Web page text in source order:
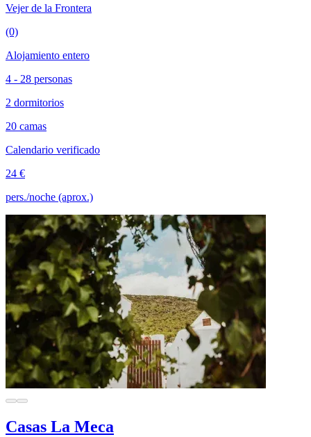
Vejer de la Frontera
(0)
Alojamiento entero
4 - 28 personas
2 dormitorios
20 camas
Calendario verificado
24 €
pers./noche (aprox.)
Casas La Meca